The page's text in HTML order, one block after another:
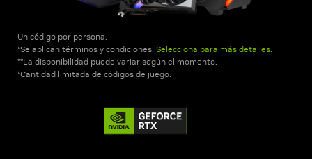
Un código por persona.
*Se aplican términos y condiciones. Selecciona para más detalles.
**La disponibilidad puede variar según el momento.
*Cantidad limitada de códigos de juego.